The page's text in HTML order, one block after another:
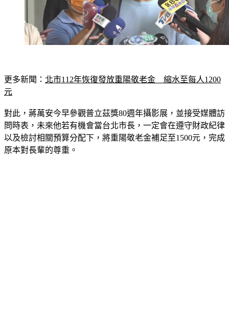
元
問時表，未來他若有機會當台北市長，一定會在遵守財政紀律
以及檢討相關預算分配下，將重陽敬老金補足至1500元，完成
原本對長輩的尊重。